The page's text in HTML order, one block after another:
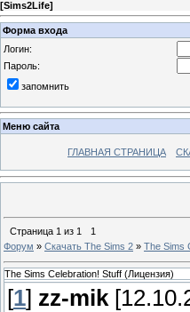
[Sims2Life]
Форма входа
Логин:
Пароль:
запомнить
Меню сайта
ГЛАВНАЯ СТРАНИЦА
Страница 1 из 1
1
Форум » Скачать The Sims 2 » The Sims
The Sims Celebration! Stuff (Лицензия)
[1] zz-mik